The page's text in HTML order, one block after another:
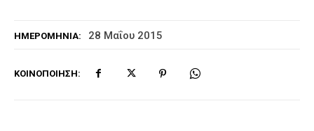
ΗΜΕΡΟΜΗΝΊΑ: 28 Μαΐου 2015
ΚΟΙΝΟΠΟΊΗΣΗ: